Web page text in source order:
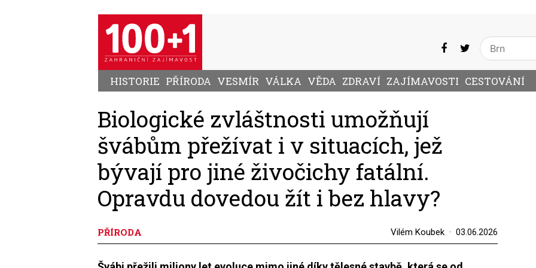
HISTORIE PŘÍRODA VESMÍR VÁLKA VĚDA ZDRAVÍ ZAJÍMAVOSTI CESTOVÁNÍ
Biologické zvláštnosti umožňují
švábům přežívat i v situacích, jež
bývají pro jiné živočichy fatální.
Opravdu dovedou žít i bez hlavy?
PŘÍRODA Vilém Koubek 03.06.2026